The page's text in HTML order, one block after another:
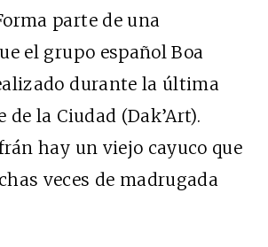
parte de una
el grupo español Boa
durante la última
de la Ciudad (Dak’Art).
hay un viejo cayuco que
veces de madrugada